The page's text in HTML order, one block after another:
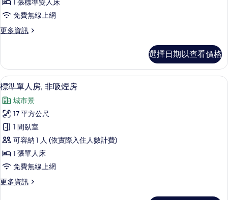
片
Building
Deluxe
Double
smoking
的
所
有
相
片
1 張標準雙人床
免費無線上網
更多資訊
更
Deluxe
Double
Room
smoking
的
詳
情
選擇日期以查看價格
顯
示
標
準
單
人
房,
吸
6
標準單人房, 非吸煙房
城市景
17 平方公尺
1 間臥室
可容納 1 人 (依實際入住人數計費)
1 張單人床
免費無線上網
更多資訊
更